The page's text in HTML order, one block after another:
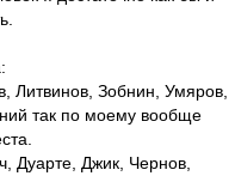
Литвинов, Зобнин, Умяров,
так по моему вообще
Дуарте, Джик, Чернов,